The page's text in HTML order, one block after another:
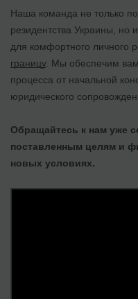
Наша команда не только
резидентства Украины, но
для комфортного личного
границу. Мы обеспечим
процесса от начальной
юридического
Обращайтесь к нам уже
поставленным целям и
новых условиях.